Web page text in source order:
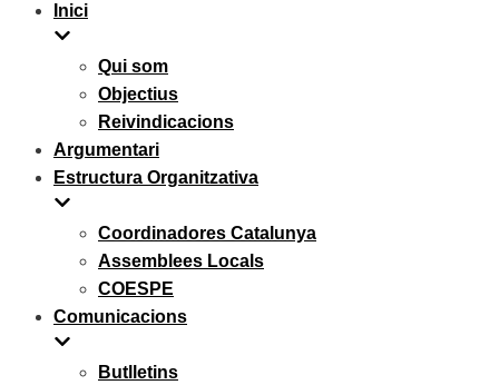
Inici
Qui som
Objectius
Reivindicacions
Argumentari
Estructura Organitzativa
Coordinadores Catalunya
Assemblees Locals
COESPE
Comunicacions
Butlletins